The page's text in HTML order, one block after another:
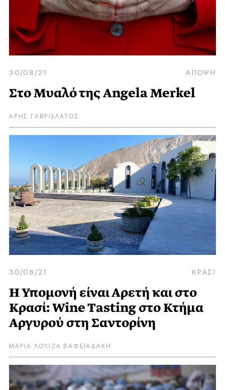
30/08/21 ΑΠΟΨΗ
Στο Μυαλό της Angela Merkel
ΑΡΗΣ ΓΑΒΡΙΕΛΑΤΟΣ
30/08/21 ΚΡΑΣΙ
Η Υπομονή είναι Αρετή και στο
Κρασί: Wine Tasting στο Κτήμα
Αργυρού στη Σαντορίνη
ΜΑΡΙΑ ΛΟΥΙΖΑ ΒΑΦΕΙΑΔΑΚΗ